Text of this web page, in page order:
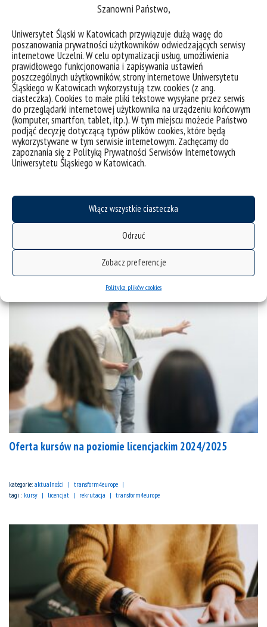
Szanowni Państwo,
Uniwersytet Śląski w Katowicach przywiązuje dużą wagę do
poszanowania prywatności użytkowników odwiedzających serwisy
internetowe Uczelni. W celu optymalizacji usług, umożliwienia
prawidłowego funkcjonowania i zapisywania ustawień
poszczególnych użytkowników, strony internetowe Uniwersytetu
Śląskiego w Katowicach wykorzystują tzw. cookies (z ang.
ciasteczka). Cookies to małe pliki tekstowe wysyłane przez serwis
do przeglądarki internetowej użytkownika na urządzeniu końcowym
(komputer, smartfon, tablet, itp.). W tym miejscu możecie Państwo
podjąć decyzję dotyczącą typów plików cookies, które będą
wykorzystywane w tym serwisie internetowym. Zachęcamy do
zapoznania się z Polityką Prywatności Serwisów Internetowych
Uniwersytetu Śląskiego w Katowicach.
Włącz wszystkie ciasteczka
Odrzuć
Zobacz preferencje
Polityka plików cookies
T4EU Week „Communication for a Better Future”
wydarzenia
tagi :komunikacja kurs t4eu week transform4europe
Oferta kursów na poziomie licencjackim 2024/2025
kategorie: aktualności
transform4europe
tagi : kursy licencjat rekrutacja transform4europe